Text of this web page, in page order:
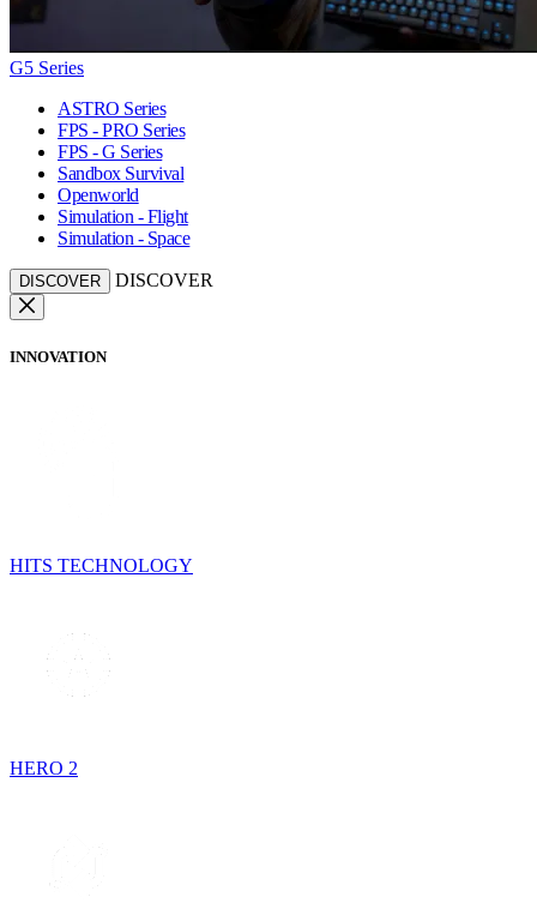
G5 Series
ASTRO Series
FPS - PRO Series
FPS - G Series
Sandbox Survival
Openworld
Simulation - Flight
Simulation - Space
DISCOVER DISCOVER
INNOVATION
HITS TECHNOLOGY
HERO 2